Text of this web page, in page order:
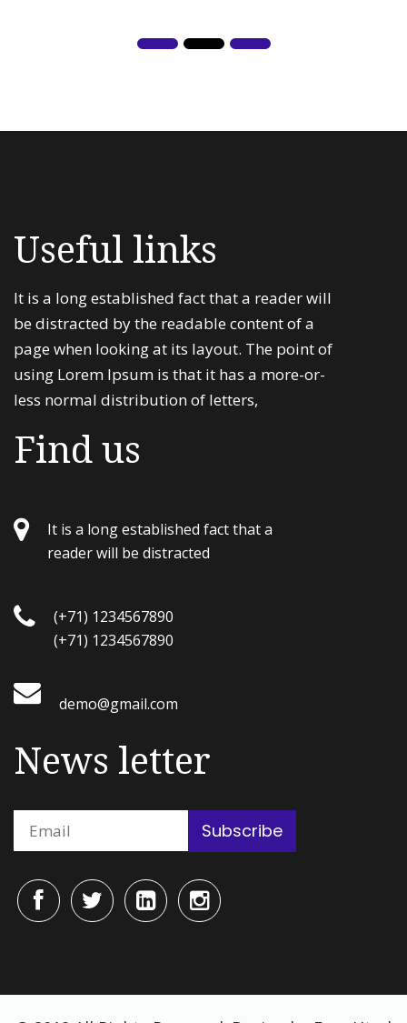
Useful links
It is a long established fact that a reader will
be distracted by the readable content of a
page when looking at its layout. The point of
using Lorem Ipsum is that it has a more-or-
less normal distribution of letters,
Find us
It is a long established fact that a
reader will be distracted
(+71) 1234567890
(+71) 1234567890
demo@gmail.com
News letter
Subscribe